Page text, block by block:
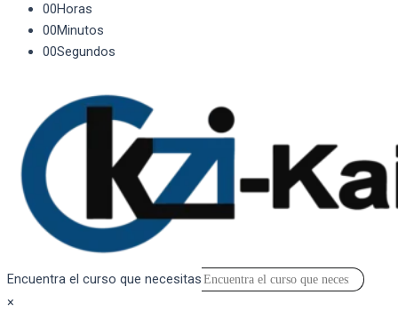
00Horas
00Minutos
00Segundos
Encuentra el curso que necesitas
×